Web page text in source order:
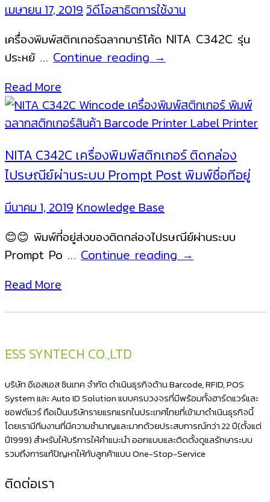
เมษายน 17, 2019วิดีโอสาธิตการใช้งาน
เครื่องพิมพ์สติกเกอร์ฉลากบาร์โค้ด NITA C342C รุ่น
ประหยั … Continue readingเครื่อง
ก
เกอร์
บาร์
โค้ด
NITA
C342C
→
Read More
NITA C342C เครื่องพิมพ์สติกเกอร์ ติดกล่อง
ไปรษณีย์ผ่านระบบ Prompt Post พิมพ์ชื่อทีอยู่
มีนาคม 1, 2019Knowledge Base
😊😊 พิมพ์ที่อยู่ส่งของติดกล่องไปรษณีย์ผ่านระบบ
Prompt Po … Continue readingNITA
พิมพ์
ติด
กล่อง
ไปรษณีย์
ผ่าน
ระบบ
→
Read More
ESS SYNTECH CO.,LTD
บริษัท อีเอสเอส ซินเทค จำกัด ดำเนินธุรกิจด้าน Barcode, RFID, POS
System และ Auto ID Solution แบบครบวงจรที่มีพร้อมทั้งฮาร์ดแวร์และ
ซอฟต์แวร์ ถือเป็นบริษัทรายแรกแรกในประเทศไทยที่เข้ามาดำเนินธุรกิจนี้
โดยเรามีทีมงานที่มีความชำนาญและมากด้วยประสบการณ์กว่า 22 ปี(ตั้งแต่
ปี1999) สำหรับให้บริการให้คำแนะนำ ออกแบบและติดตั้งดูแลรักษาระบบ
รวมถึงการแก้ปัญหาให้กับลูกค้าแบบ One-Stop-Service
ติดต่อเรา